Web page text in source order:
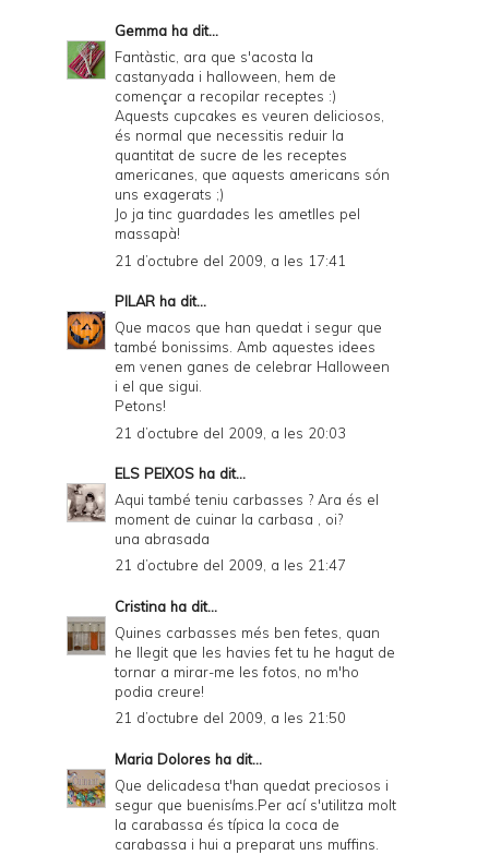
Gemma ha dit...
Fantàstic, ara que s'acosta la
castanyada i halloween, hem de
començar a recopilar receptes :)
Aquests cupcakes es veuren deliciosos,
és normal que necessitis reduir la
quantitat de sucre de les receptes
americanes, que aquests americans són
uns exagerats ;)
Jo ja tinc guardades les ametlles pel
massapà!
21 d’octubre del 2009, a les 17:41
PILAR ha dit...
Que macos que han quedat i segur que
també bonissims. Amb aquestes idees
em venen ganes de celebrar Halloween
i el que sigui.
Petons!
21 d’octubre del 2009, a les 20:03
ELS PEIXOS ha dit...
Aqui també teniu carbasses ? Ara és el
moment de cuinar la carbasa , oi?
una abrasada
21 d’octubre del 2009, a les 21:47
Cristina ha dit...
Quines carbasses més ben fetes, quan
he llegit que les havies fet tu he hagut de
tornar a mirar-me les fotos, no m'ho
podia creure!
21 d’octubre del 2009, a les 21:50
Maria Dolores ha dit...
Que delicadesa t'han quedat preciosos i
segur que buenisíms.Per ací s'utilitza molt
la carabassa és típica la coca de
carabassa i hui a preparat uns muffins.